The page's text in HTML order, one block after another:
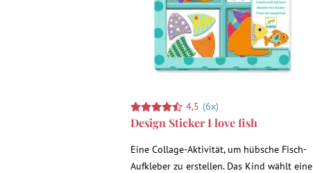
4,5 (6x)
Design Sticker I love fish
Eine Collage-Aktivität, um hübsche Fisch-
Aufkleber zu erstellen. Das Kind wählt eine